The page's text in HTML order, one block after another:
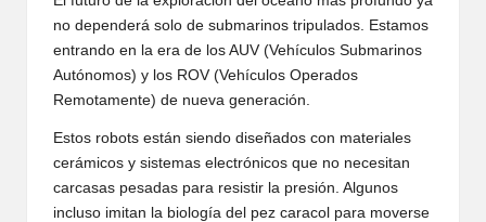
no dependerá solo de submarinos tripulados. Estamos
entrando en la era de los AUV (Vehículos Submarinos
Autónomos) y los ROV (Vehículos Operados
Remotamente) de nueva generación.
Estos robots están siendo diseñados con materiales
cerámicos y sistemas electrónicos que no necesitan
carcasas pesadas para resistir la presión. Algunos
incluso imitan la biología del pez caracol para moverse